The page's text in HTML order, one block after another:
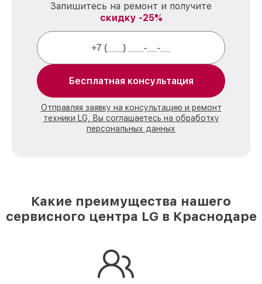
Запишитесь на ремонт и получите
скидку -25%
Бесплатная консультация
Отправляя заявку на консультацию и ремонт
техники LG, Вы соглашаетесь на обработку
персональных данных
Какие преимущества нашего
сервисного центра LG в Краснодаре